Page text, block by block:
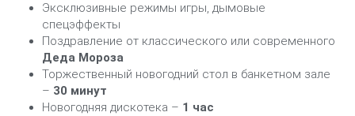
Эксклюзивные режимы игры, дымовые
спецэффекты
Поздравление от классического или современного
Деда Мороза
Торжественный новогодний стол в банкетном зале
– 30 минут
Новогодняя дискотека – 1 час